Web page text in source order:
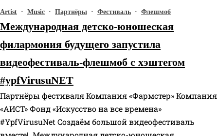
Artist · Music · Партнёры · Фестиваль · Флешмоб
Международная детско-юношеская
филармония будущего запустила
видеофестиваль-флешмоб с хэштегом
#ypfVirusuNET
Партнёры фестиваля Компания «Фармстер» Компания
«АИСТ» Фонд «Искусство на все времена»
#YpfVirusuNet Создаём большой видеофестиваль